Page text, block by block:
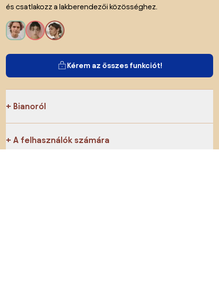
és csatlakozz a lakberendezői közösséghez.
Kérem az összes funkciót!
Bianoról
A felhasználók számára